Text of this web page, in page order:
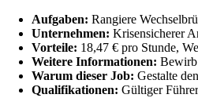
Aufgaben: Rangiere
Unternehmen: Krisensicherer
Vorteile: 18,47 € pro Stunde,
Weitere Informationen: Bewirb
Warum dieser Job: Gestalte
Qualifikationen: Gültiger